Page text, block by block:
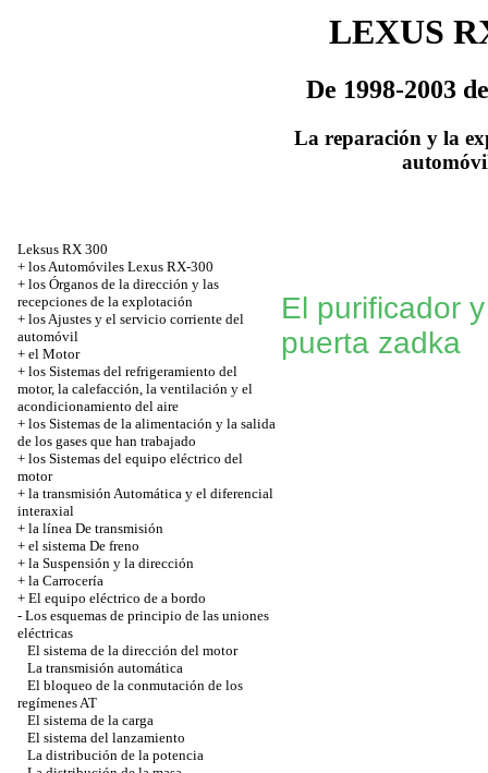
LEXUS
De 1998-2003
La reparación y la
Leksus RX 300
+ los Automóviles Lexus RX-300
+ los Órganos de la dirección y las
recepciones de la explotación
+ los Ajustes y el servicio corriente del
automóvil
+ el Motor
+ los Sistemas del refrigeramiento del
motor, la calefacción, la ventilación y el
acondicionamiento del aire
+ los Sistemas de la alimentación y la salida
de los gases que han trabajado
+ los Sistemas del equipo eléctrico del
motor
+ la transmisión Automática y el diferencial
interaxial
+ la línea De transmisión
+ el sistema De freno
+ la Suspensión y la dirección
+ la Carrocería
+ El equipo eléctrico de a bordo
- Los esquemas de principio de las uniones
eléctricas
El sistema de la dirección del motor
La transmisión automática
El bloqueo de la conmutación de los
regímenes AT
El sistema de la carga
El sistema del lanzamiento
La distribución de la potencia
El purificador
puerta zadka